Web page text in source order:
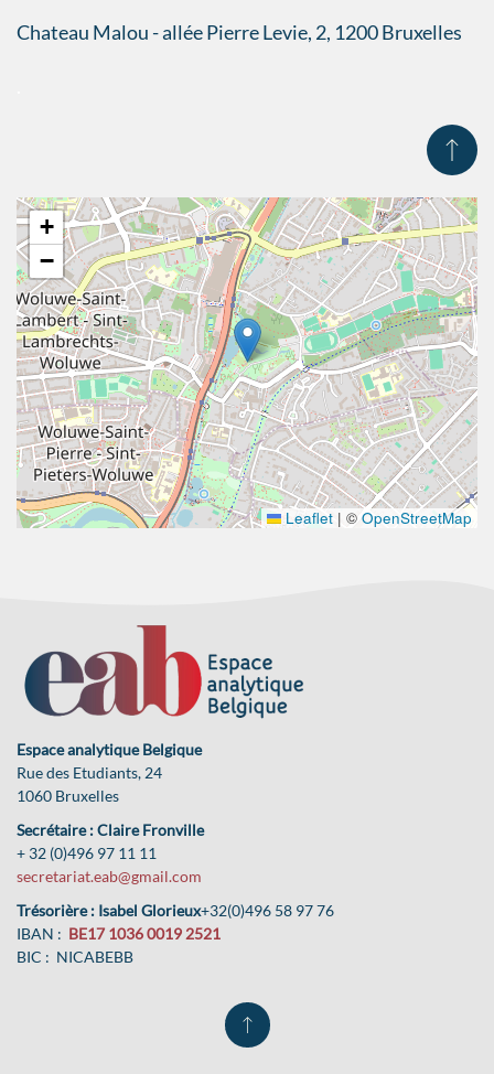
Chateau Malou - allée Pierre Levie, 2, 1200 Bruxelles
+
−
Leaflet | © OpenStreetMap
Espace analytique Belgique
Rue des Etudiants, 24
1060 Bruxelles
Secrétaire : Claire Fronville
+ 32 (0)496 97 11 11
secretariat.eab@gmail.com
Trésorière : Isabel Glorieux+32(0)496 58 97 76
IBAN : BE17 1036 0019 2521
BIC : NICABEBB